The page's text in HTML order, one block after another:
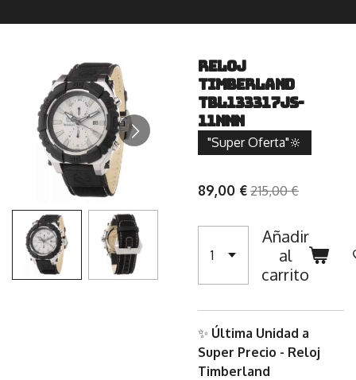
Reloj
Timberland
TBL133317JS-
11NNN
"Super Oferta"🔆
89,00 €215,00 €
Añadir
al
carrito
✨ Última Unidad a
Super Precio - Reloj
Timberland